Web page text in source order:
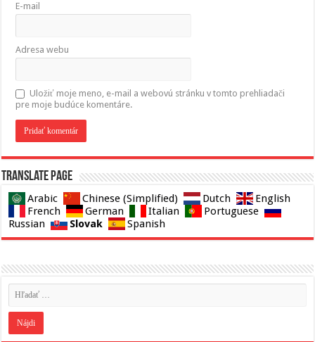
E-mail
Adresa webu
Uložiť moje meno, e-mail a webovú stránku v tomto prehliadači
pre moje budúce komentáre.
Translate page
Arabic Chinese (Simplified) Dutch
English
French
German Italian
Portuguese
Russian
Slovak Spanish